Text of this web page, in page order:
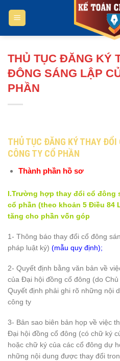
THỦ TỤC ĐĂNG KÝ
ĐÔNG SÁNG LẬP
PHẦN
THỦ TỤC ĐĂNG KÝ THAY ĐỔI
CÔNG TY CỔ PHẦN
Thành phần hồ sơ
I.Trường hợp thay đổi cổ đông
cổ phần (theo khoản 5 Điều 84
tăng cho phần vốn góp
1- Thông báo thay đổi cổ đông
pháp luật ký) (mẫu quy định);
2- Quyết định bằng văn bản về
của Đại hội đồng cổ đông (do
Quyết định phải ghi rõ những nội
công ty
3- Bản sao biên bản họp về việc
Đại hội đồng cổ đông (có chữ ký
hoặc chữ ký của các cổ đông dự
những nội dung được thay đổi